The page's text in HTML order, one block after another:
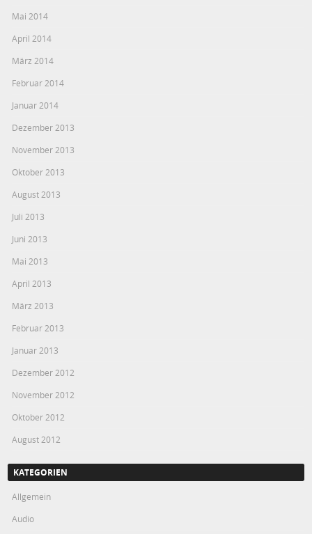
Mai 2014
April 2014
März 2014
Februar 2014
Januar 2014
Dezember 2013
November 2013
Oktober 2013
August 2013
Juli 2013
Juni 2013
Mai 2013
April 2013
März 2013
Februar 2013
Januar 2013
Dezember 2012
November 2012
Oktober 2012
August 2012
KATEGORIEN
Allgemein
Audio